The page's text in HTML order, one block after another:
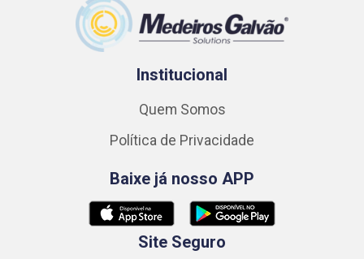
Institucional
Quem Somos
Política de Privacidade
Baixe já nosso APP
Site Seguro